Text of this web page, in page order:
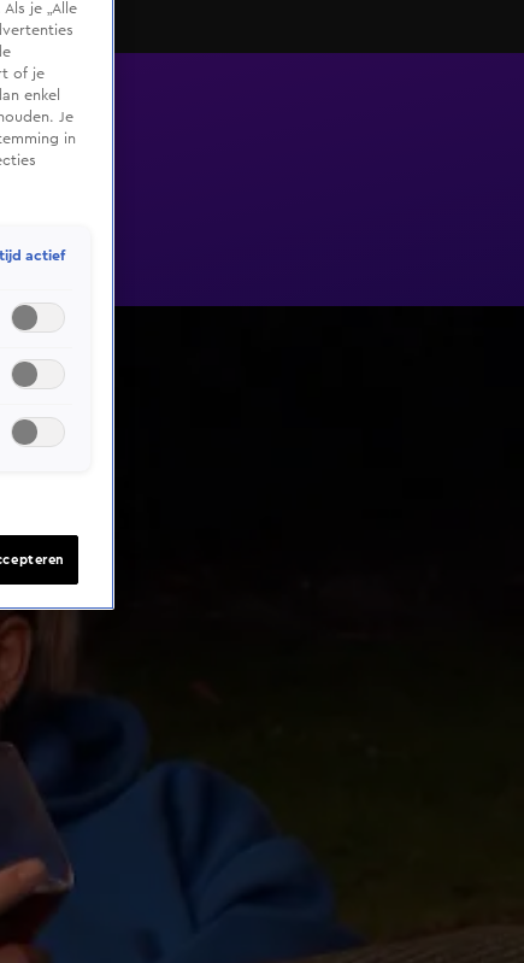
neiging had, maar wel de behoefte voelde. "Je bent
een knappe meid," zegt hij, "en ik geef je graag een
kus." De spanning is voelbaar, en de chemie tussen hen
groeit.
je „Alle
of je
enkel
Je
in
actief